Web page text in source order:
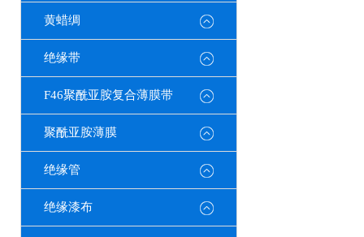
黄蜡绸
绝缘带
F46聚酰亚胺复合薄膜带
聚酰亚胺薄膜
绝缘管
绝缘漆布